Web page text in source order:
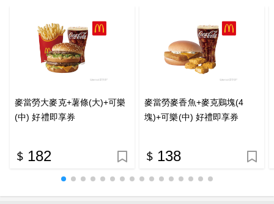
麥當勞大麥克+薯條(大)+可樂
(中) 好禮即享券
182
麥當勞麥香魚+麥克鷄塊(4
塊)+可樂(中) 好禮即享券
138